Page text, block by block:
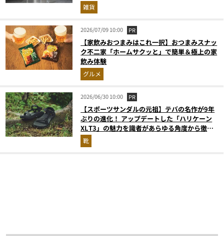
雑貨
2026/07/09 10:00 PR
【家飲みおつまみはこれ一択】おつまみスナッ
ク不二家「ホームサクッと」で簡単＆極上の家
飲み体験
グルメ
2026/06/30 10:00 PR
【スポーツサンダルの元祖】テバの名作が9年
ぶりの進化！ アップデートした「ハリケーン
XLT3」の魅力を識者があらゆる角度から徹底
解説！
靴